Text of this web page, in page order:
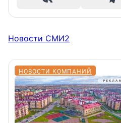
Новости СМИ2
НОВОСТИ КОМПАНИЙ